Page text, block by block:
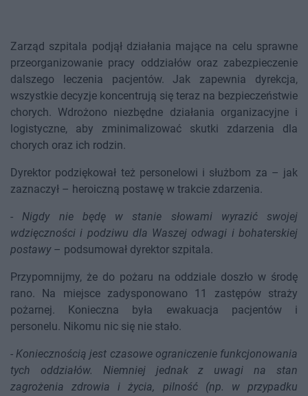
Zarząd szpitala podjął działania mające na celu sprawne
przeorganizowanie pracy oddziałów oraz zabezpieczenie
dalszego leczenia pacjentów. Jak zapewnia dyrekcja,
wszystkie decyzje koncentrują się teraz na bezpieczeństwie
chorych. Wdrożono niezbędne działania organizacyjne i
logistyczne, aby zminimalizować skutki zdarzenia dla
chorych oraz ich rodzin.
Dyrektor podziękował też personelowi i służbom za – jak
zaznaczył – heroiczną postawę w trakcie zdarzenia.
-Nigdy nie będę w stanie słowami wyrazić swojej
wdzięczności i podziwu dla Waszej odwagi i bohaterskiej
postawy– podsumował dyrektor szpitala.
Przypomnijmy, że do pożaru na oddziale doszło w środę
rano. Na miejsce zadysponowano 11 zastępów straży
pożarnej. Konieczna była ewakuacja pacjentów i
personelu. Nikomu nic się nie stało.
-Koniecznością jest czasowe ograniczenie funkcjonowania
tych oddziałów. Niemniej jednak z uwagi na stan
zagrożenia zdrowia i życia, pilność (np. w przypadku